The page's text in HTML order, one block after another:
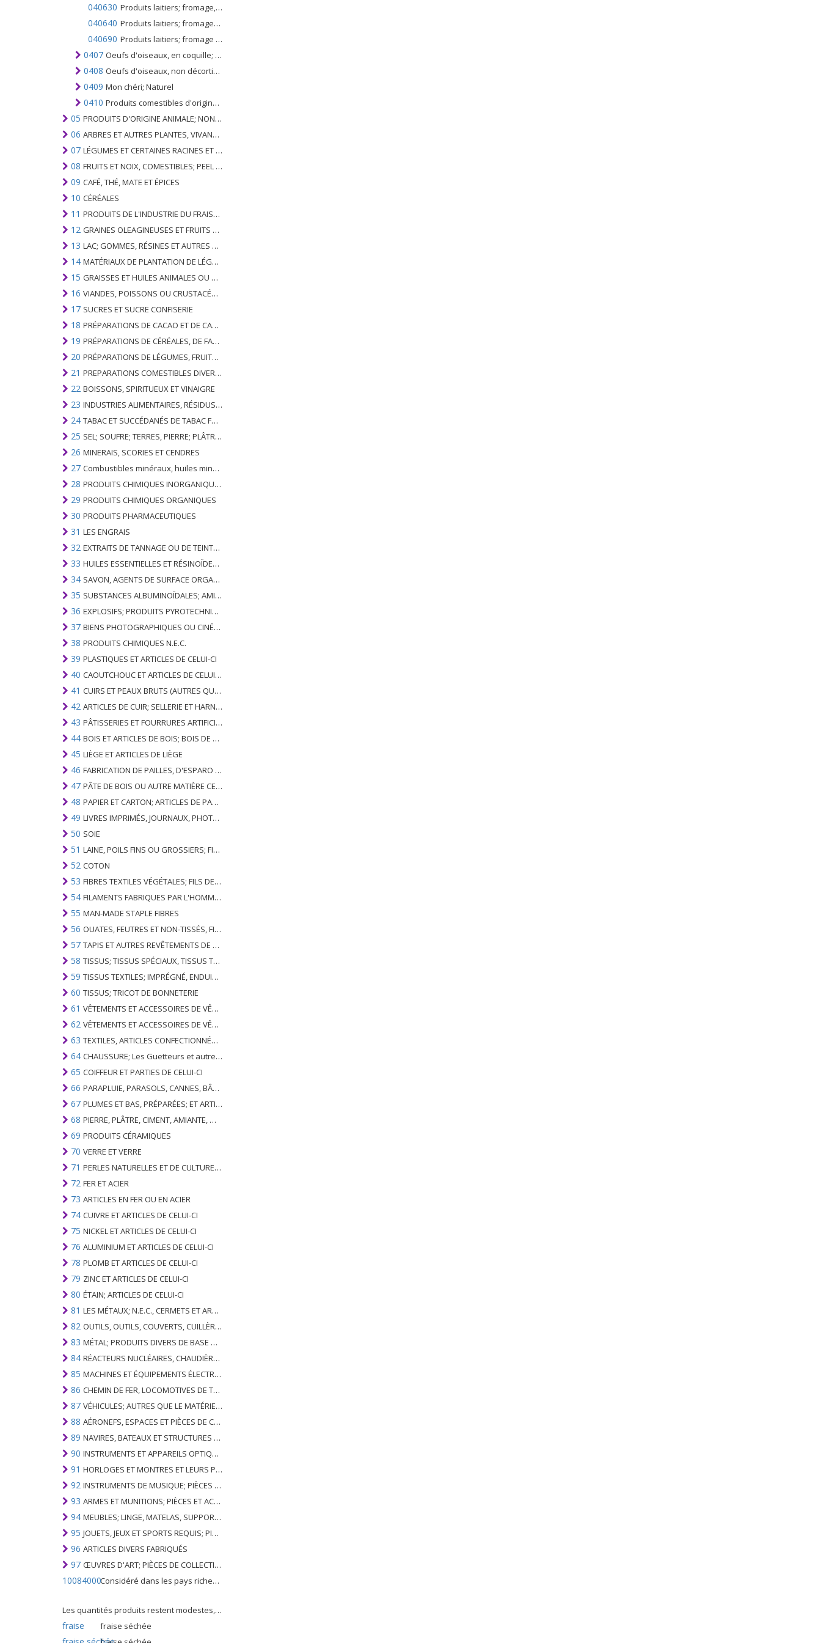
040630 Produits laitiers; fromage, traité (non râpé ou en poudre)
040640 Produits laitiers; fromages, veines bleues et autres fromages contenant des veines produites par Penicillium roqueforti (non râpées, en poudre ou transformées)
040690 Produits laitiers; fromage (non râpé, en poudre ou transformé), n.c.a. dans le n ° 0406
0407 Oeufs d'oiseaux, en coquille; frais, conservé ou cuit
0408 Oeufs d'oiseaux, non décortiqués; jaunes d'oeufs, frais, séchés, cuits à la vapeur ou à l'eau dans l'eau, moulés, congelés ou autrement conservés, même additionnés de sucre ou d'autres édulcorants
0409 Mon chéri; Naturel
0410 Produits comestibles d'origine animale; non spécifié ailleurs ou inclus
05 PRODUITS D'ORIGINE ANIMALE; NON ÉNUMÉRÉ AILLEURS OU INCLUS
06 ARBRES ET AUTRES PLANTES, VIVANTS; AMPOULES, RACINES ET ANALOGUES; FLEURS COUPEES ET FEUILLAGE ORNEMENTAL
07 LÉGUMES ET CERTAINES RACINES ET TUBERCULES; COMESTIBLE
08 FRUITS ET NOIX, COMESTIBLES; PEEL D'AGRUMES OU DE MELONS
09 CAFÉ, THÉ, MATE ET ÉPICES
10 CÉRÉALES
11 PRODUITS DE L'INDUSTRIE DU FRAISAGE; MALT, AMIDONS, INULINE, GLUTEN DE BLÉ
12 GRAINES OLEAGINEUSES ET FRUITS OLÉAGINEUX; GRAINS DIVERS, GRAINES ET FRUITS, PLANTES INDUSTRIELLES OU MÉDICINALES; PAILLE ET FOURRAGE
13 LAC; GOMMES, RÉSINES ET AUTRES SUCS ET EXTRAITS VÉGÉTAUX
14 MATÉRIAUX DE PLANTATION DE LÉGUMES; PRODUITS VÉGÉTAUX NON DÉNOMMÉS NI COMPRIS AILLEURS
15 GRAISSES ET HUILES ANIMALES OU VÉGÉTALES ET LEURS PRODUITS DE CLIVAGE; GRAISSES ANIMALES PRÉPARÉES; CIRES ANIMALES OU VÉGÉTALES
16 VIANDES, POISSONS OU CRUSTACÉS, MOLLUSQUES OU AUTRES INVERTÉBRÉS AQUATIQUES; PRÉPARATIONS DE CELLES-CI
17 SUCRES ET SUCRE CONFISERIE
18 PRÉPARATIONS DE CACAO ET DE CACAO
19 PRÉPARATIONS DE CÉRÉALES, DE FARINES, D'AMIDONS OU DE LAIT; PRODUITS DE PATISSERIE
20 PRÉPARATIONS DE LÉGUMES, FRUITS, NOIX OU AUTRES PARTIES DE PLANTES
21 PREPARATIONS COMESTIBLES DIVERSES
22 BOISSONS, SPIRITUEUX ET VINAIGRE
23 INDUSTRIES ALIMENTAIRES, RÉSIDUS ET DÉCHETS DE CELLES-CI; FOURRAGE ANIMAL PRÉPARÉ
24 TABAC ET SUCCÉDANÉS DE TABAC FABRIQUÉS
25 SEL; SOUFRE; TERRES, PIERRE; PLÂTRES, CHAUX ET CIMENT
26 MINERAIS, SCORIES ET CENDRES
27 Combustibles minéraux, huiles minérales et produits de leur distillation; SUBSTANCES BITUMINEUSES; CIRES MINÉRALES
28 PRODUITS CHIMIQUES INORGANIQUES; COMPOSÉS ORGANIQUES ET INORGANIQUES DE MÉTAUX PRÉCIEUX; DE MÉTAUX DES TERRES RARES, D'ÉLÉMENTS RADIOACTIFS ET D'ISOTOPES
29 PRODUITS CHIMIQUES ORGANIQUES
30 PRODUITS PHARMACEUTIQUES
31 LES ENGRAIS
32 EXTRAITS DE TANNAGE OU DE TEINTURE; TANINS ET LEURS DERIVES; COLORANTS, PIGMENTS ET AUTRES MATIERES COLORANTES; PEINTURES, VERNIS; MASTIC, AUTRES MASTIQUES; ENCRES
33 HUILES ESSENTIELLES ET RÉSINOÏDES; PARFUMERIE, PRÉPARATIONS COSMÉTIQUES OU DE TOILETTE
34 SAVON, AGENTS DE SURFACE ORGANIQUES; LAVAGE, LUBRIFICATION, POLISSAGE OU PRÉPARATION À L'ÉPURATION; CIRES ARTIFICIELLES OU PRÉPARÉES, BOUGIES ET ARTICLES SIMILAIRES, PÂTES À MODÉLISER, CIRES DENTAIRES ET PRÉPARATIONS DENTAIRES À BASE DE PLÂTRE
35 SUBSTANCES ALBUMINOÏDALES; AMIDONS MODIFIÉS; GLUES; ENZYMES
36 EXPLOSIFS; PRODUITS PYROTECHNIQUES; ALLUMETTES; ALLIAGES PYROPHORIQUES; CERTAINES PRÉPARATIONS COMBUSTIBLES
37 BIENS PHOTOGRAPHIQUES OU CINÉMATOGRAPHIQUES
38 PRODUITS CHIMIQUES N.E.C.
39 PLASTIQUES ET ARTICLES DE CELUI-CI
40 CAOUTCHOUC ET ARTICLES DE CELUI-CI
41 CUIRS ET PEAUX BRUTS (AUTRES QUE PÂTEAUX) ET CUIR
42 ARTICLES DE CUIR; SELLERIE ET ​​HARNAIS; ARTICLES DE VOYAGE, SACS À MAIN ET RÉCIPIENTS ANALOGUES; ARTICLES DE GUT ANIMAL (AUTRE QUE GUT DE SOIE-VERT)
43 PÂTISSERIES ET FOURRURES ARTIFICIELLES; FABRICATION DE CELLES-CI
44 BOIS ET ARTICLES DE BOIS; BOIS DE CHARBON
45 LIÈGE ET ARTICLES DE LIÈGE
46 FABRICATION DE PAILLES, D'ESPARO OU D'AUTRES MATÉRIAUX DE COULÉE; BASKETWARE ET WICKERWORK
47 PÂTE DE BOIS OU AUTRE MATIÈRE CELLULOSIQUE FIBREUSE; PAPIER OU CARTON RÉCUPÉRÉ (DÉCHETS ET DÉCHETS)
48 PAPIER ET CARTON; ARTICLES DE PATE A PAPIER, DE PAPIER OU DE CARTON
49 LIVRES IMPRIMÉS, JOURNAUX, PHOTOS ET AUTRES PRODUITS DE L'INDUSTRIE DE L'IMPRIMERIE; MANUSCRITS, TYPESCRIPTS ET PLANS
50 SOIE
51 LAINE, POILS FINS OU GROSSIERS; FIL DE CHEVAL ET TISSU TISSÉ
52 COTON
53 FIBRES TEXTILES VÉGÉTALES; FILS DE PAPIER ET TISSUS DE FILS DE PAPIER
54 FILAMENTS FABRIQUES PAR L'HOMME; BANDES ET SIMILAIRES DE MATIERES TEXTILES SYNTHETIQUES
55 MAN-MADE STAPLE FIBRES
56 OUATES, FEUTRES ET NON-TISSÉS, FILS SPÉCIAUX; FICELLES, CORDES, CORDES, CÂBLES ET ARTICLES ASSOCIÉS
57 TAPIS ET AUTRES REVÊTEMENTS DE SOLS TEXTILES
58 TISSUS; TISSUS SPÉCIAUX, TISSUS TEXTILES TUFTED, DENTELLE, TAPISSERIES, GARNITURES, BRODERIES
59 TISSUS TEXTILES; IMPRÉGNÉ, ENDUIT, COUVERT OU LAMINÉ; ARTICLES TEXTILES D'UN TYPE ADAPTÉ À L'USAGE INDUSTRIEL
60 TISSUS; TRICOT DE BONNETERIE
61 VÊTEMENTS ET ACCESSOIRES DE VÊTEMENTS; TRICOT DE BONNETERIE
62 VÊTEMENTS ET ACCESSOIRES DE VÊTEMENTS; NON BONNETERIE
63 TEXTILES, ARTICLES CONFECTIONNÉS; SETS; VÊTEMENTS PORTÉS ET ARTICLES TEXTILES USÉS; RAGS
64 CHAUSSURE; Les Guetteurs et autres; PARTIES DE CES ARTICLES
65 COIFFEUR ET PARTIES DE CELUI-CI
66 PARAPLUIE, PARASOLS, CANNES, BÂTONNETS, FOUETS, PLANTES DE CONDUITE; ET LEURS PARTIES
67 PLUMES ET BAS, PRÉPARÉES; ET ARTICLES EN PLUME OU EN BAS; FLEURS ARTIFICIELLES; ARTICLES DE CHEVEUX HUMAINS
68 PIERRE, PLÂTRE, CIMENT, AMIANTE, MICA OU MATÉRIEL SIMILAIRE; ARTICLES DE CELUI-CI
69 PRODUITS CÉRAMIQUES
70 VERRE ET VERRE
71 PERLES NATURELLES ET DE CULTURE; PIERRES PRÉCIEUSES, SEMI-PRÉCIEUSES; MÉTAUX PRÉCIEUX, PLAQUÉS OU DOUBLÉS DE MÉTAUX PRÉCIEUX ET OUVRAGES EN CES MATIÈRES; IMITATION BIJOUTERIE; PIÈCE DE MONNAIE
72 FER ET ACIER
73 ARTICLES EN FER OU EN ACIER
74 CUIVRE ET ARTICLES DE CELUI-CI
75 NICKEL ET ARTICLES DE CELUI-CI
76 ALUMINIUM ET ARTICLES DE CELUI-CI
78 PLOMB ET ARTICLES DE CELUI-CI
79 ZINC ET ARTICLES DE CELUI-CI
80 ÉTAIN; ARTICLES DE CELUI-CI
81 LES MÉTAUX; N.E.C., CERMETS ET ARTICLES DE CELUI-CI
82 OUTILS, OUTILS, COUVERTS, CUILLÈRES ET FOURCHES DE MÉTAUX DE BASE; PARTIES DE CELLES-CI, EN METAL DE BASE
83 MÉTAL; PRODUITS DIVERS DE BASE METAL
84 RÉACTEURS NUCLÉAIRES, CHAUDIÈRES, MACHINES ET APPAREILS MÉCANIQUES; PARTIES DE CELLES-CI
85 MACHINES ET ÉQUIPEMENTS ÉLECTRIQUES ET LEURS PARTIES; ENREGISTREURS ET REPRODUCTEURS SONORES; APPAREILS D'ENREGISTREMENT OU DE REPRODUCTION DES IMAGES ET DU SON EN TÉLÉVISION, PIÈCES ET ACCESSOIRES DE TELS ARTICLES
86 CHEMIN DE FER, LOCOMOTIVES DE TRAMWAY, MATÉRIEL ROULANT ET LEURS PARTIES; RACCORDS DE CHEMIN DE FER OU DE TRAMWAY ET RACCORDS ET PIÈCES DE CELLES-CI; ÉQUIPEMENT DE SIGNALISATION DE TRAFIC MÉCANIQUE (Y COMPRIS ÉLECTRO-MÉCANIQUE) DE TOUS TYPES
87 VÉHICULES; AUTRES QUE LE MATÉRIEL ROULANT DE CHEMIN DE FER OU DE TRAMWAY, ET LEURS PIÈCES ET ACCESSOIRES
88 AÉRONEFS, ESPACES ET PIÈCES DE CELUI-CI
89 NAVIRES, BATEAUX ET STRUCTURES FLOTTANTES
90 INSTRUMENTS ET APPAREILS OPTIQUES, PHOTOGRAPHIQUES, CINÉMATOGRAPHIQUES, DE MESURE, DE CONTRÔLE, DE MÉDECINE OU DE CHIRURGIE; PIÈCES ET ACCESSOIRES
91 HORLOGES ET MONTRES ET LEURS PARTIES
92 INSTRUMENTS DE MUSIQUE; PIÈCES ET ACCESSOIRES DE TELS ARTICLES
93 ARMES ET MUNITIONS; PIÈCES ET ACCESSOIRES DE CELLES-CI
94 MEUBLES; LINGE, MATELAS, SUPPORTS DE MATELAS, COUSSINS ET AMEUBLEMENT SIMILAIRE FARCI; LAMPES ET RACCORDS D'ÉCLAIRAGE, N.E.C .; SIGNES LUMINEUSES, PLAQUES DE NOMS LUMINEUSES ET SIMILAIRES; BÂTIMENTS PRÉFABRIQUÉS
95 JOUETS, JEUX ET SPORTS REQUIS; PIÈCES ET ACCESSOIRES DE CELLES-CI
96 ARTICLES DIVERS FABRIQUÉS
97 ŒUVRES D'ART; PIÈCES DE COLLECTION ET ANTIQUITÉS
10084000Considéré dans les pays riches comme une "céréale mineure", le fonio blanc est une graminée de la famille des poaceae cultivée pour ses graines dans certaines régions d'Afrique.
Les quantités produits restent modestes, mais cette plante présente malgré tout de nombreuses qualités. Elle est utilisé dans l'alimentation humaine et entre dans la préparation de nombreuses recettes traditionnelles africaines comme le couscous, la bouillie, les boulettes, les beignets et même le pain.
fraise fraise séchée